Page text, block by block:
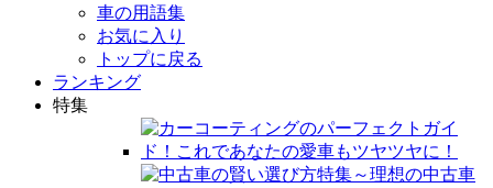
車の用語集
お気に入り
トップに戻る
ランキング
特集